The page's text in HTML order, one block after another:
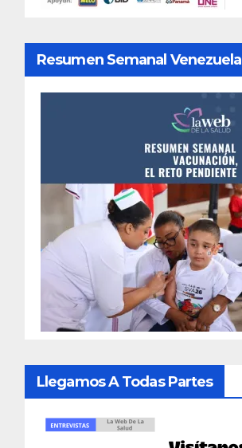
Resumen Semanal Venezuela
Llegamos A Todas Partes